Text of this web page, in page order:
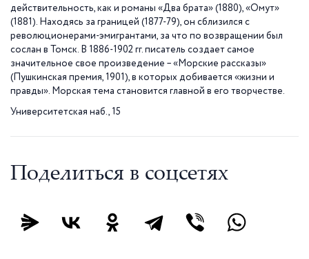
действительность, как и романы «Два брата» (1880), «Омут»
(1881). Находясь за границей (1877-79), он сблизился с
революционерами-эмигрантами, за что по возвращении был
сослан в Томск. В 1886-1902 гг. писатель создает самое
значительное свое произведение – «Морские рассказы»
(Пушкинская премия, 1901), в которых добивается «жизни и
правды». Морская тема становится главной в его творчестве.
Университетская наб., 15
Поделиться в соцсетях